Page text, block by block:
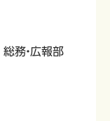
務・広報部